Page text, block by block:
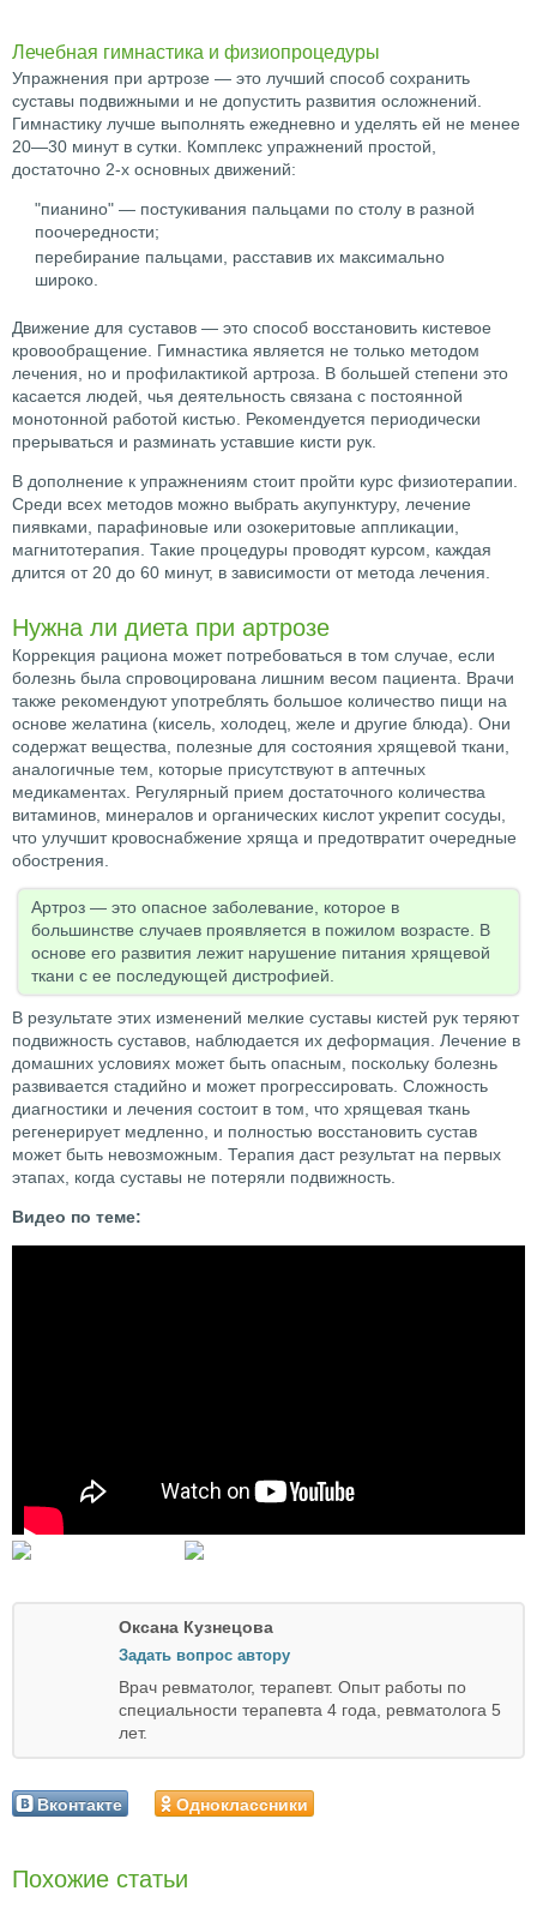
Лечебная гимнастика и физиопроцедуры
Упражнения при артрозе — это лучший способ сохранить
суставы подвижными и не допустить развития осложнений.
Гимнастику лучше выполнять ежедневно и уделять ей не менее
20—30 минут в сутки. Комплекс упражнений простой,
достаточно 2-х основных движений:
"пианино" — постукивания пальцами по столу в разной
поочередности;
перебирание пальцами, расставив их максимально
широко.
Движение для суставов — это способ восстановить кистевое
кровообращение. Гимнастика является не только методом
лечения, но и профилактикой артроза. В большей степени это
касается людей, чья деятельность связана с постоянной
монотонной работой кистью. Рекомендуется периодически
прерываться и разминать уставшие кисти рук.
В дополнение к упражнениям стоит пройти курс физиотерапии.
Среди всех методов можно выбрать акупунктуру, лечение
пиявками, парафиновые или озокеритовые аппликации,
магнитотерапия. Такие процедуры проводят курсом, каждая
длится от 20 до 60 минут, в зависимости от метода лечения.
Нужна ли диета при артрозе
Коррекция рациона может потребоваться в том случае, если
болезнь была спровоцирована лишним весом пациента. Врачи
также рекомендуют употреблять большое количество пищи на
основе желатина (кисель, холодец, желе и другие блюда). Они
содержат вещества, полезные для состояния хрящевой ткани,
аналогичные тем, которые присутствуют в аптечных
медикаментах. Регулярный прием достаточного количества
витаминов, минералов и органических кислот укрепит сосуды,
что улучшит кровоснабжение хряща и предотвратит очередные
обострения.
Артроз — это опасное заболевание, которое в
большинстве случаев проявляется в пожилом возрасте. В
основе его развития лежит нарушение питания хрящевой
ткани с ее последующей дистрофией.
В результате этих изменений мелкие суставы кистей рук теряют
подвижность суставов, наблюдается их деформация. Лечение в
домашних условиях может быть опасным, поскольку болезнь
развивается стадийно и может прогрессировать. Сложность
диагностики и лечения состоит в том, что хрящевая ткань
регенерирует медленно, и полностью восстановить сустав
может быть невозможным. Терапия даст результат на первых
этапах, когда суставы не потеряли подвижность.
Видео по теме:
Оксана Кузнецова
Задать вопрос автору
Врач ревматолог, терапевт. Опыт работы по
специальности терапевта 4 года, ревматолога 5
лет.
Вконтакте Одноклассники
Похожие статьи